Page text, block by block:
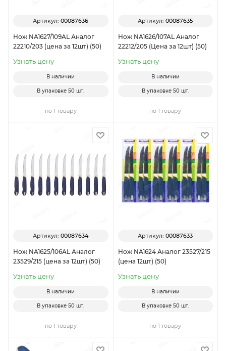
Артикул:00087636
Нож NA1627/109AL Аналог
22210/203 (цена за 12шт) (50)
Узнать цену
В наличии
В упаковке50 шт.
по 1 товару
Артикул:00087635
Нож NA1626/107AL Аналог
22212/205 (Цена за 12шт) (50)
Узнать цену
В наличии
В упаковке 50 шт.
по 1 товару
Артикул:00087634
Нож NA1625/106AL Аналог
23529/215 (цена за 12шт) (50)
Узнать цену
В наличии
В упаковке50 шт.
по 1 товару
Артикул:00087633
Нож NA1624 Аналог 23527/215
(цена 12шт) (50)
Узнать цену
В наличии
В упаковке 50 шт.
по 1 товару